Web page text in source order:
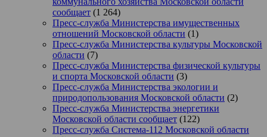
сообщает (1 264)
Пресс-служба Министерства имущественных
отношений Московской области (1)
Пресс-служба Министерства культуры Московской
области (7)
Пресс-служба Министерства физической культуры
и спорта Московской области (3)
Пресс-служба Министерства экологии и
природопользования Московской области (2)
Пресс-служба Министерства энергетики
Московской области сообщает (122)
Пресс-служба Система-112 Московской области